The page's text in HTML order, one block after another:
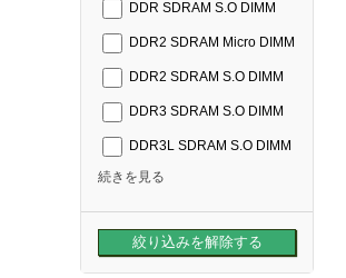
DDR SDRAM S.O DIMM
DDR2 SDRAM Micro DIMM
DDR2 SDRAM S.O DIMM
DDR3 SDRAM S.O DIMM
DDR3L SDRAM S.O DIMM
続きを見る